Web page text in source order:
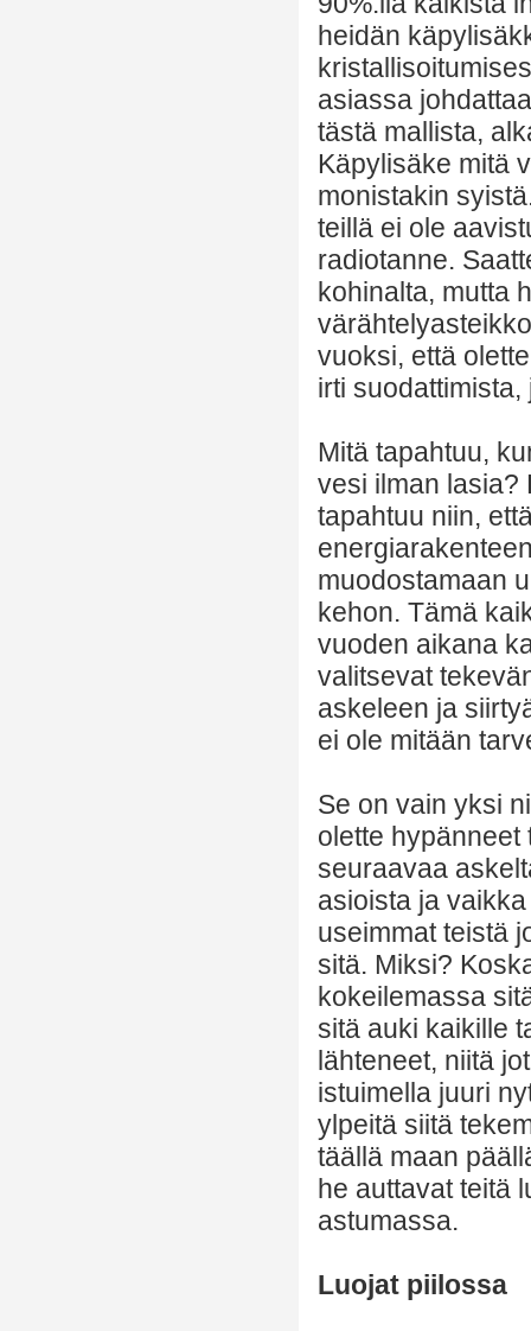
heidän
asiassa
tästä mallista,
Käpylisäke mitä
monistakin
teillä ei ole
radiotanne.
kohinalta, mutta
vuoksi, että
irti
Mitä tapahtuu,
vesi ilman lasia?
tapahtuu niin,
muodostamaan
kehon. Tämä
vuoden aikana
valitsevat
askeleen ja
ei ole mitään
Se on vain yksi
olette hypänneet
seuraavaa
asioista ja
useimmat teistä
sitä. Miksi?
kokeilemassa
sitä auki kaikille
lähteneet, niitä
istuimella juuri
ylpeitä siitä
täällä maan
he auttavat teitä
astumassa.
Luojat piilossa